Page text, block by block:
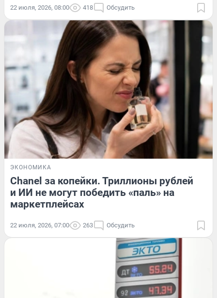
22 июля, 2026, 08:00 418 Обсудить
ЭКОНОМИКА
Chanel за копейки. Триллионы рублей
и ИИ не могут победить «паль» на
маркетплейсах
22 июля, 2026, 07:00 263 Обсудить